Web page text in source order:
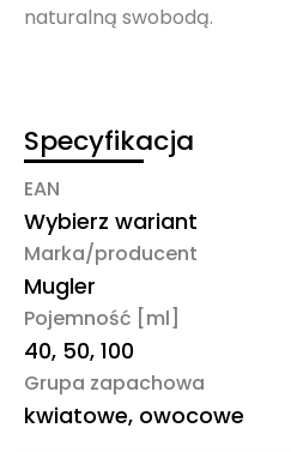
naturalną swobodą.
Specyfikacja
EAN
Wybierz wariant
Marka/producent
Mugler
Pojemność [ml]
40, 50, 100
Grupa zapachowa
kwiatowe, owocowe